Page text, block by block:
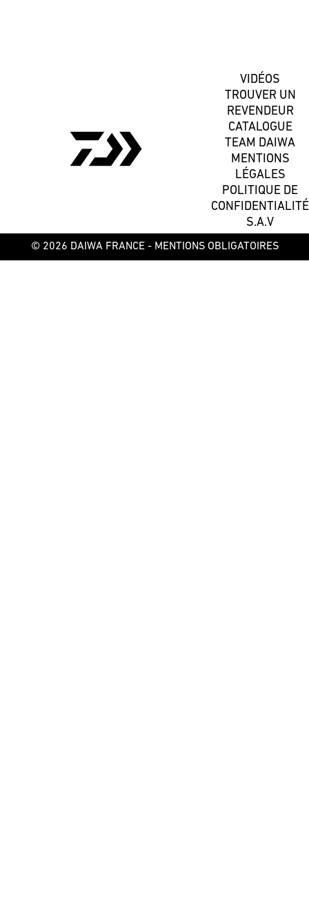
VIDÉOS
TROUVER UN
REVENDEUR
CATALOGUE
TEAM DAIWA
MENTIONS
LÉGALES
POLITIQUE DE
CONFIDENTIALITÉ
S.A.V
© 2026 DAIWA FRANCE - MENTIONS OBLIGATOIRES